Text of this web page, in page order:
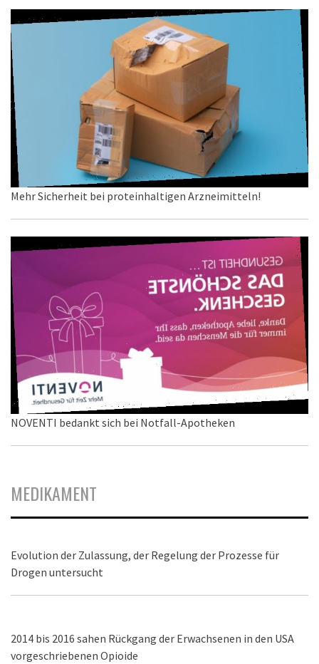
Mehr Sicherheit bei proteinhaltigen Arzneimitteln!
NOVENTI bedankt sich bei Notfall-Apotheken
MEDIKAMENT
Evolution der Zulassung, der Regelung der Prozesse für
Drogen untersucht
2014 bis 2016 sahen Rückgang der Erwachsenen in den USA
vorgeschriebenen Opioide